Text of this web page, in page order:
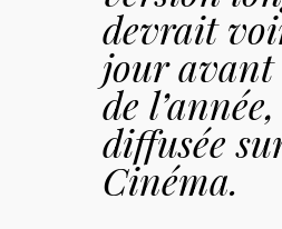
devrait
jour
de
diffusée
Cinéma.